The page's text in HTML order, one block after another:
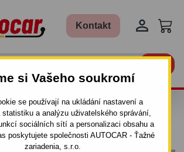
si Vašeho soukromí
se používají na ukládání nastavení a
statistiku a analýzu uživatelského správání,
sociálních sítí a personalizaci obsahu a
poskytujete společnosti AUTOCAR - Ťažné
zariadenia, s.r.o.
Kontakt 
VW LT 28-46 DODÁVKA
PEVNÝ ČEP NA 4 ŠROUBY
/ 4,025 M)